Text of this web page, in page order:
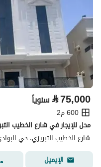
⃁75,000 سنوياً
600 م2
محل للإيجار في شارع الخطيب
شارع الخطيب التبريزي، حي
الإيميل